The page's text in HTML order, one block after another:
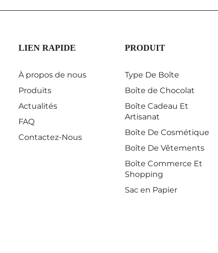
LIEN RAPIDE
À propos de nous
Produits
Actualités
FAQ
Contactez-Nous
PRODUIT
Type De Boîte
Boîte de Chocolat
Boîte Cadeau Et
Artisanat
Boîte De Cosmétique
Boîte De Vêtements
Boîte Commerce Et
Shopping
Sac en Papier